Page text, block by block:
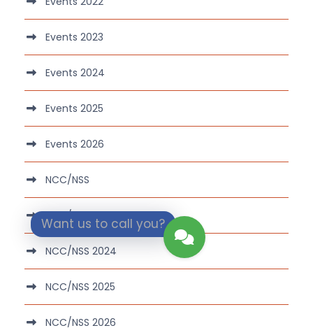
Events 2023
Events 2024
Events 2025
Events 2026
NCC/NSS
NCC/NSS 2022
NCC/NSS 2024
NCC/NSS 2025
NCC/NSS 2026
Want us to call you?